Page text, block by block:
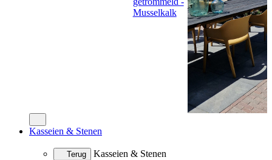
Musselkalk
Kasseien & Stenen
Terug
Kasseien & Stenen